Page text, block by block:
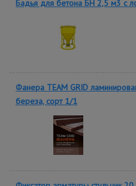
Бадья для бетона БН 2,5 м3 с
Фанера TEAM GRID
береза, сорт 1/1